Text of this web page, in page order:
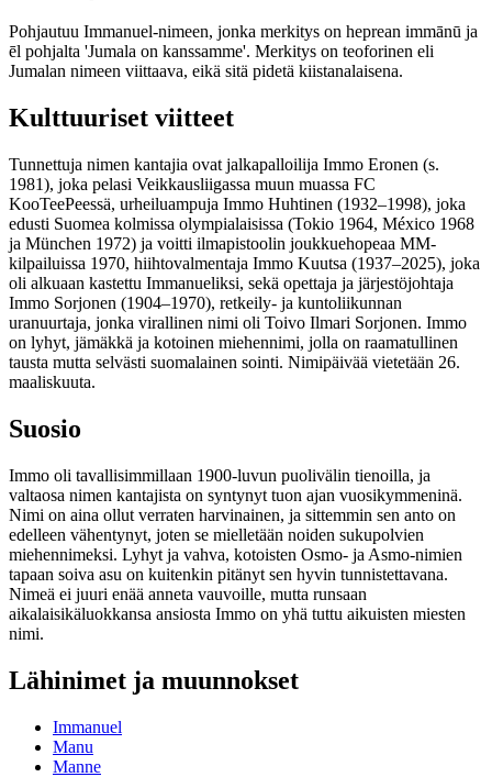
Pohjautuu Immanuel-nimeen, jonka merkitys on heprean immānū ja
ēl pohjalta 'Jumala on kanssamme'. Merkitys on teoforinen eli
Jumalan nimeen viittaava, eikä sitä pidetä kiistanalaisena.
Kulttuuriset viitteet
Tunnettuja nimen kantajia ovat jalkapalloilija Immo Eronen (s.
1981), joka pelasi Veikkausliigassa muun muassa FC
KooTeePeessä, urheiluampuja Immo Huhtinen (1932–1998), joka
edusti Suomea kolmissa olympialaisissa (Tokio 1964, México 1968
ja München 1972) ja voitti ilmapistoolin joukkuehopeaa MM-
kilpailuissa 1970, hiihtovalmentaja Immo Kuutsa (1937–2025), joka
oli alkuaan kastettu Immanueliksi, sekä opettaja ja järjestöjohtaja
Immo Sorjonen (1904–1970), retkeily- ja kuntoliikunnan
uranuurtaja, jonka virallinen nimi oli Toivo Ilmari Sorjonen. Immo
on lyhyt, jämäkkä ja kotoinen miehennimi, jolla on raamatullinen
tausta mutta selvästi suomalainen sointi. Nimipäivää vietetään 26.
maaliskuuta.
Suosio
Immo oli tavallisimmillaan 1900-luvun puolivälin tienoilla, ja
valtaosa nimen kantajista on syntynyt tuon ajan vuosikymmeninä.
Nimi on aina ollut verraten harvinainen, ja sittemmin sen anto on
edelleen vähentynyt, joten se mielletään noiden sukupolvien
miehennimeksi. Lyhyt ja vahva, kotoisten Osmo- ja Asmo-nimien
tapaan soiva asu on kuitenkin pitänyt sen hyvin tunnistettavana.
Nimeä ei juuri enää anneta vauvoille, mutta runsaan
aikalaisikäluokkansa ansiosta Immo on yhä tuttu aikuisten miesten
nimi.
Lähinimet ja muunnokset
Immanuel
Manu
Manne